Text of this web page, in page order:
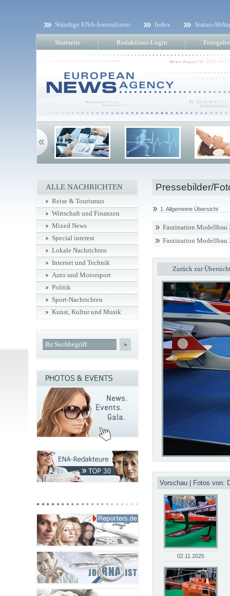
Ständige ENA-Journalisten Index Status-
Startseite Redaktions-Login
Pressebilder/
1. Allgemeine Übersicht
Faszination Modellbau
Faszination Modellbau
Zurück zur
Vorschau | Fotos von:
02.11.2025
ALLE NACHRICHTEN
Reise & Tourismus
Wirtschaft und Finanzen
Mixed News
Special interest
Lokale Nachrichten
Internet und Technik
Auto und Motorsport
Politik
Sport-Nachrichten
Kunst, Kultur und Musik
»